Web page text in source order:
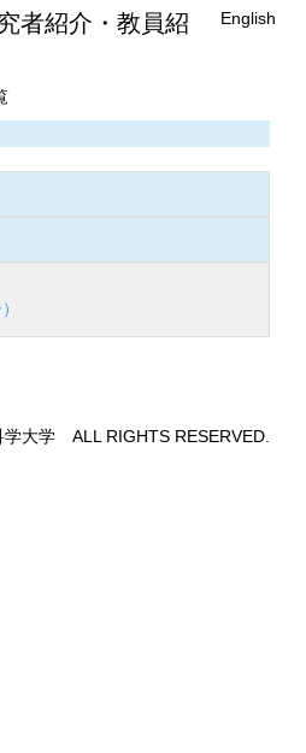
者紹介・教員紹
English
大学 ALL RIGHTS RESERVED.